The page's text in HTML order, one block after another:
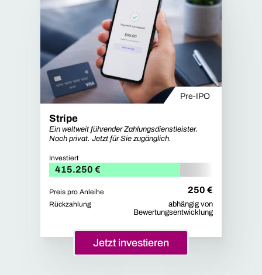
Pre-IPO
Stripe
Ein weltweit führender Zahlungsdienstleister.
Noch privat. Jetzt für Sie zugänglich.
Investiert
415.250 €
Preis pro Anleihe 250 €
Rückzahlung
abhängig von
Bewertungsentwicklung
Jetzt investieren